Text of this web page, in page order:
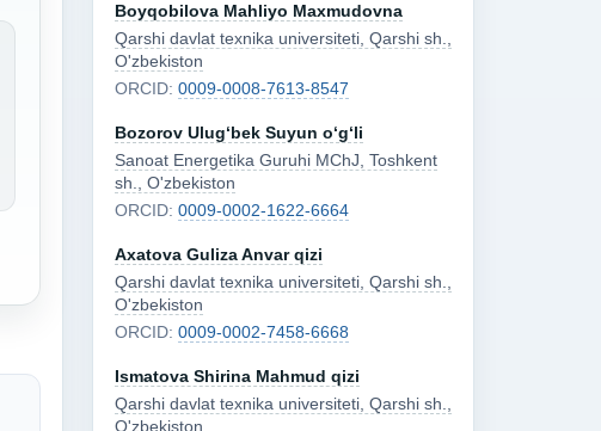
Boyqobilova Mahliyo Maxmudovna
Qarshi davlat texnika universiteti, Qarshi sh.,
O'zbekiston
ORCID: 0009-0008-7613-8547
Bozorov Ulug‘bek Suyun o‘g‘li
Sanoat Energetika Guruhi MChJ, Toshkent
sh., O'zbekiston
ORCID: 0009-0002-1622-6664
Axatova Guliza Anvar qizi
Qarshi davlat texnika universiteti, Qarshi sh.,
O'zbekiston
ORCID: 0009-0002-7458-6668
Ismatova Shirina Mahmud qizi
Qarshi davlat texnika universiteti, Qarshi sh.,
O'zbekiston